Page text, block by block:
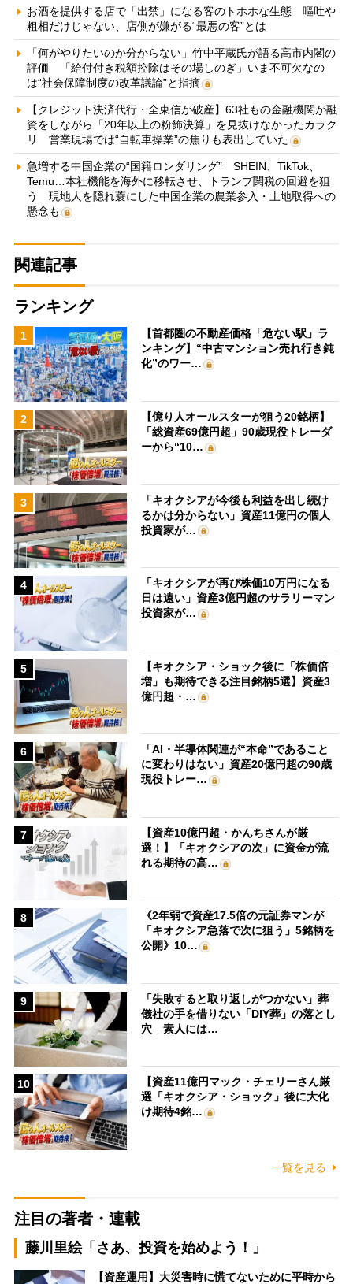
お酒を提供する店で「出禁」になる客のトホホな生態 嘔吐や
粗相だけじゃない、店側が嫌がる“最悪の客”とは
「何がやりたいのか分からない」竹中平蔵氏が語る高市内閣の
評価 「給付付き税額控除はその場しのぎ」いま不可欠なの
は“社会保障制度の改革議論”と指摘
【クレジット決済代行・全東信が破産】63社もの金融機関が融
資をしながら「20年以上の粉飾決算」を見抜けなかったカラク
リ 営業現場では“自転車操業”の焦りも表出していた
急増する中国企業の“国籍ロンダリング” SHEIN、TikTok、
Temu…本社機能を海外に移転させ、トランプ関税の回避を狙
う 現地人を隠れ蓑にした中国企業の農業参入・土地取得への
懸念も
関連記事
ランキング
1
【首都圏の不動産価格「危ない駅」ラ
ンキング】“中古マンション売れ行き鈍
化”のワー…
2
【億り人オールスターが狙う20銘柄】
「総資産69億円超」90歳現役トレーダ
ーから“10…
3
「キオクシアが今後も利益を出し続け
るかは分からない」資産11億円の個人
投資家が…
4
「キオクシアが再び株価10万円になる
日は遠い」資産3億円超のサラリーマン
投資家が…
5
【キオクシア・ショック後に「株価倍
増」も期待できる注目銘柄5選】資産3
億円超・…
6
「AI・半導体関連が“本命”であること
に変わりはない」資産20億円超の90歳
現役トレー…
7
【資産10億円超・かんちさんが厳
選！】「キオクシアの次」に資金が流
れる期待の高…
8
《2年弱で資産17.5倍の元証券マンが
「キオクシア急落で次に狙う」5銘柄を
公開》10…
9
「失敗すると取り返しがつかない」葬
儀社の手を借りない「DIY葬」の落とし
穴 素人には…
10
【資産11億円マック・チェリーさん厳
選「キオクシア・ショック」後に大化
け期待4銘…
一覧を見る
注目の著者・連載
藤川里絵「さあ、投資を始めよう！」
【資産運用】大災害時に慌てないために平時から